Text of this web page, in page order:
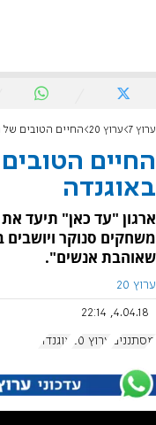
ערוץ 7 ערוץ 20 החיים הטובים של
החיים
באוגנדה
​​​​​​​ארגון "עד כאן" תיעד
משחקים סנוקר
שאוהבת אנשים".
ערוץ 20
4.04.18, 22:14
מסתננים ערוץ 20 אוגנדה